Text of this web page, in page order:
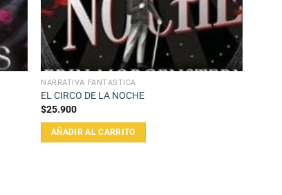
NARRATIVA FANTÁSTICA
EL CIRCO DE LA NOCHE
$25.900
AÑADIR AL CARRITO